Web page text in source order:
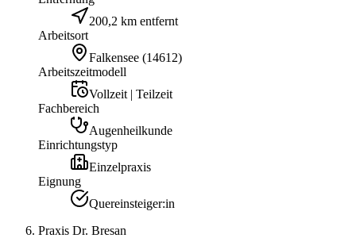
200,2 km entfernt
Arbeitsort
Falkensee (14612)
Arbeitszeitmodell
Vollzeit | Teilzeit
Fachbereich
Augenheilkunde
Einrichtungstyp
Einzelpraxis
Eignung
Quereinsteiger:in
Praxis Dr. Bresan